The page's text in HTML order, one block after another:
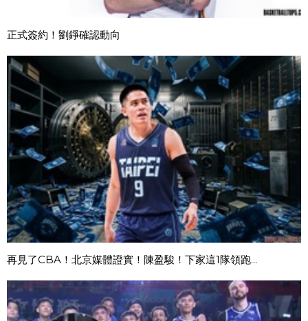
正式簽約！劉錚確認動向
再見了CBA！北京媒體證實！陳盈駿！下家這1隊領跑...